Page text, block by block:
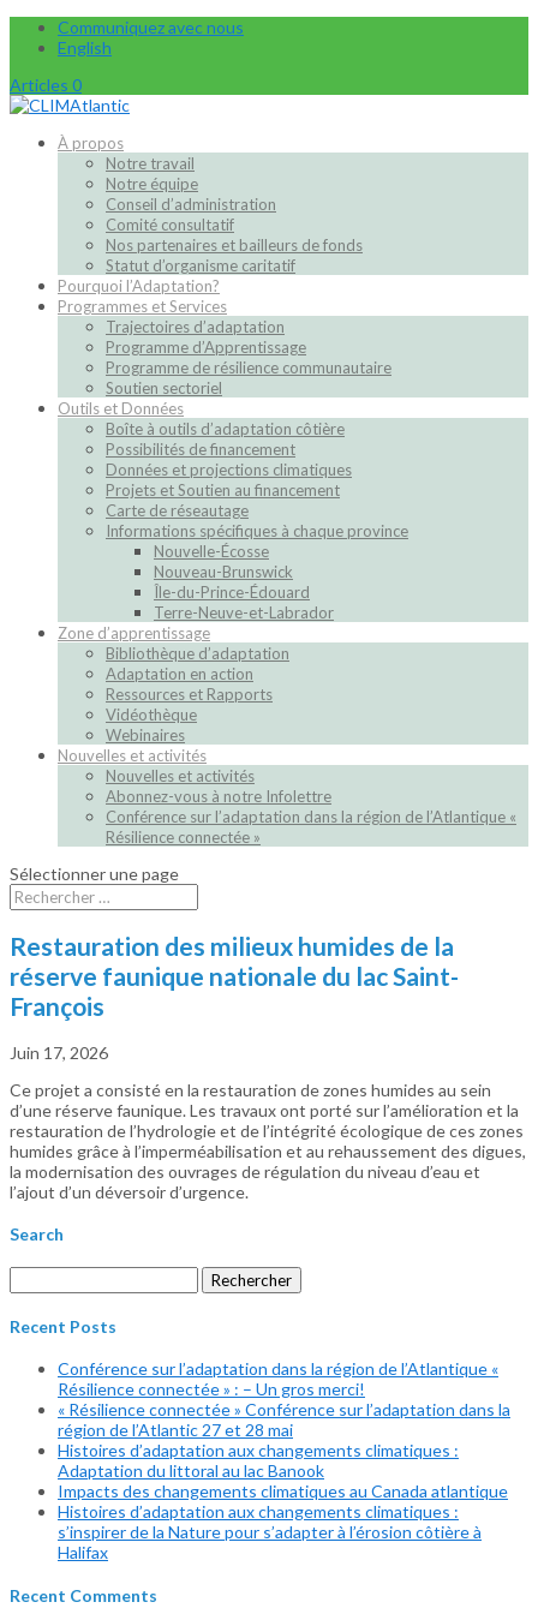
Communiquez avec nous
English
Articles 0
À propos
Notre travail
Notre équipe
Conseil d’administration
Comité consultatif
Nos partenaires et bailleurs de fonds
Statut d’organisme caritatif
Pourquoi l’Adaptation?
Programmes et Services
Trajectoires d’adaptation
Programme d’Apprentissage
Programme de résilience communautaire
Soutien sectoriel
Outils et Données
Boîte à outils d’adaptation côtière
Possibilités de financement
Données et projections climatiques
Projets et Soutien au financement
Carte de réseautage
Informations spécifiques à chaque province
Nouvelle-Écosse
Nouveau-Brunswick
Île-du-Prince-Édouard
Terre-Neuve-et-Labrador
Zone d’apprentissage
Bibliothèque d’adaptation
Adaptation en action
Ressources et Rapports
Vidéothèque
Webinaires
Nouvelles et activités
Nouvelles et activités
Abonnez-vous à notre Infolettre
Conférence sur l’adaptation dans la région de l’Atlantique «
Résilience connectée »
Sélectionner une page
Restauration des milieux humides de la
réserve faunique nationale du lac Saint-
François
Juin 17, 2026
Ce projet a consisté en la restauration de zones humides au sein
d’une réserve faunique. Les travaux ont porté sur l’amélioration et la
restauration de l’hydrologie et de l’intégrité écologique de ces zones
humides grâce à l’imperméabilisation et au rehaussement des digues,
la modernisation des ouvrages de régulation du niveau d’eau et
l’ajout d’un déversoir d’urgence.
Search
Recent Posts
Conférence sur l’adaptation dans la région de l’Atlantique «
Résilience connectée » : – Un gros merci!
« Résilience connectée » Conférence sur l’adaptation dans la
région de l’Atlantic 27 et 28 mai
Histoires d’adaptation aux changements climatiques :
Adaptation du littoral au lac Banook
Impacts des changements climatiques au Canada atlantique
Histoires d’adaptation aux changements climatiques :
s’inspirer de la Nature pour s’adapter à l’érosion côtière à
Halifax
Recent Comments